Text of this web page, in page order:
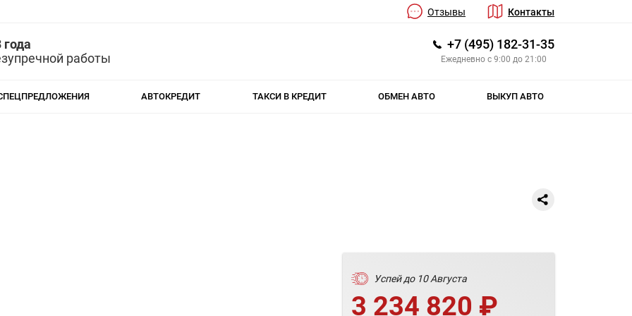
Отзывы Контакты
года
работы
+7 (495) 182-31-35
Ежедневно с 9:00 до 21:00
АВТОКРЕДИТ ТАКСИ В КРЕДИТ ОБМЕН АВТО ВЫКУП АВТО
Успей до 10 Августа
3 234 820 ₽